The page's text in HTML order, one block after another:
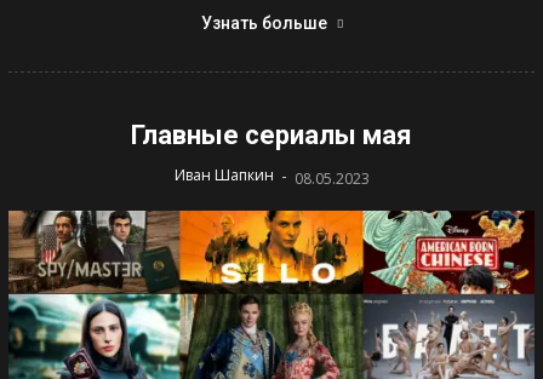
Узнать больше
Главные сериалы мая
Иван Шапкин - 08.05.2023